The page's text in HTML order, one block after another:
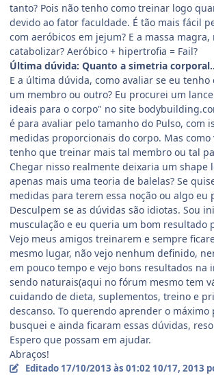
tanto? Pois não tenho como treinar logo
devido ao fator faculdade. É tão mais fácil
com aeróbicos em jejum? E a massa magra,
catabolizar? Aeróbico + hipertrofia = Fail?
Última dúvida: Quanto a simetria
E a última dúvida, como avaliar se eu
um membro ou outro? Eu procurei um
ideais para o corpo" no site
é para avaliar pelo tamanho do Pulso, com
medidas proporcionais do corpo. Mas como
tenho que treinar mais tal membro ou tal
Chegar nisso realmente deixaria um shape
apenas mais uma teoria de balelas? Se
medidas para terem essa noção ou algo eu
Desculpem se as dúvidas são idiotas. Sou
musculação e eu queria um bom resultado
Vejo meus amigos treinarem e sempre
mesmo lugar, não vejo nenhum definido,
em pouco tempo e vejo bons resultados na
sendo naturais(aqui no fórum mesmo tem
cuidando de dieta, suplementos, treino e
descanso. To querendo aprender o máximo
busquei e ainda ficaram essas dúvidas,
Espero que possam em ajudar.
Abraços!
Editado 17/10/2013 às 01:02 10/17, 2013